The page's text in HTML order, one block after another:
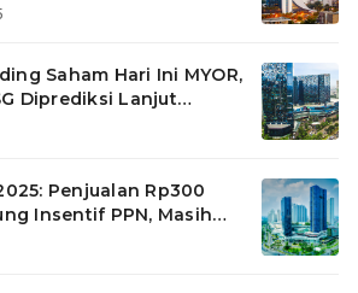
Saham Hari Ini MYOR,
Diprediksi Lanjut
Penjualan Rp300
Insentif PPN, Masih